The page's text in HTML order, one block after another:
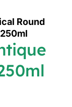
Round